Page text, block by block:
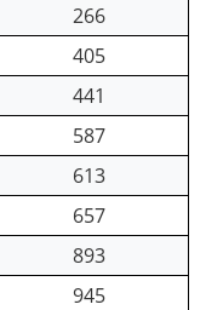
266
405
441
587
613
657
893
945